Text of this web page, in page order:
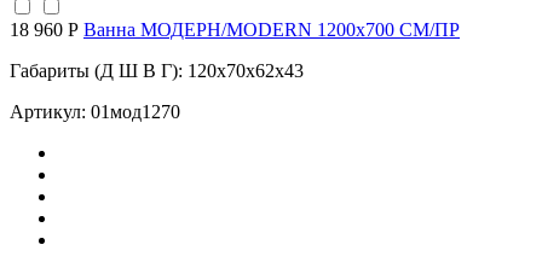
18 960 Р Ванна МОДЕРН/MODERN 1200х700 СМ/ПР
Габариты (Д Ш В Г): 120x70x62x43
Артикул: 01мод1270